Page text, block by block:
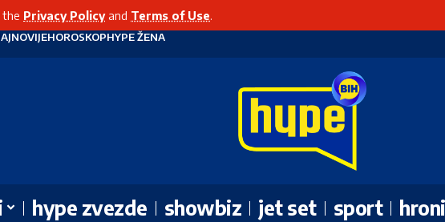
the Privacy Policyand Terms of Use.
HOROSKOPHYPE ŽENA
hype zvezde showbiz jet set sport